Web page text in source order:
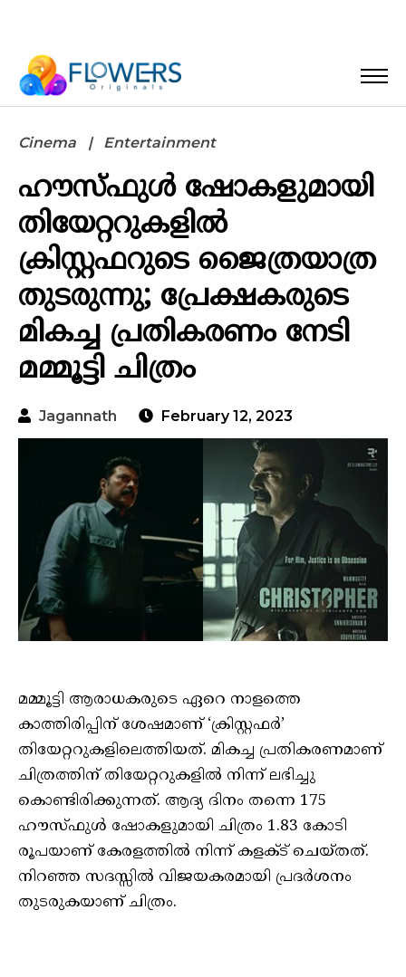
Cinema Entertainment
ഹൗസ്ഫുൾ ഷോകളുമായി
തിയേറ്ററുകളിൽ
ക്രിസ്റ്റഫറുടെ ജൈത്രയാത്ര
തുടരുന്നു; പ്രേക്ഷകരുടെ
മികച്ച പ്രതികരണം നേടി
മമ്മൂട്ടി ചിത്രം
Jagannath February 12, 2023
മമ്മൂട്ടി ആരാധകരുടെ ഏറെ നാളത്തെ
കാത്തിരിപ്പിന് ശേഷമാണ് ‘ക്രിസ്റ്റഫർ’
തിയേറ്ററുകളിലെത്തിയത്. മികച്ച പ്രതികരണമാണ്
ചിത്രത്തിന് തിയേറ്ററുകളിൽ നിന്ന് ലഭിച്ചു
കൊണ്ടിരിക്കുന്നത്. ആദ്യ ദിനം തന്നെ 175
ഹൗസ്ഫുൾ ഷോകളുമായി ചിത്രം 1.83 കോടി
രൂപയാണ് കേരളത്തില്‍ നിന്ന് കളക്ട് ചെയ്‌തത്‌.
നിറഞ്ഞ സദസ്സിൽ വിജയകരമായി പ്രദർശനം
തുടരുകയാണ് ചിത്രം.